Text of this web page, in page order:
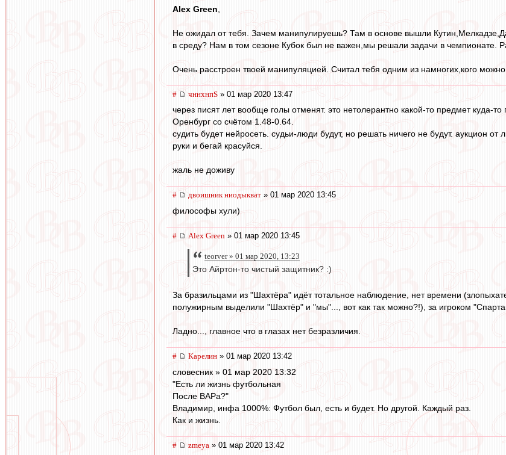
Alex Green
Не ожидал от тебя. Зачем манипулируешь? Там в основе вышли
в среду? Нам в том сезоне Кубок был не важен,мы решали задачи в чемпионате.
Очень расстроен твоей манипуляцией. Считал тебя одним из намногих,кого
# чннхнпS » 01 мар 2020 13:47
через писят лет вообще голы отменят. это нетолерантно какой-то предмет куда-
Оренбург со счётом 1.48-0.64.
судить будет нейросеть. судьи-люди будут, но решать ничего не будут. аукцион
руки и бегай красуйся.
жаль не доживу
# двоишник ниодыкват » 01 мар 2020 13:45
философы хули)
# Alex Green » 01 мар 2020 13:45
teorver » 01 мар 2020, 13:23
Это Айртон-то чистый защитник? :)
За бразильцами из "Шахтёра" идёт тотальное наблюдение, нет времени
полужирным выделили "Шахтёр" и "мы"..., вот как так можно?!), за игроком
Ладно..., главное что в глазах нет безразличия.
# Карелин » 01 мар 2020 13:42
словесник » 01 мар 2020 13:32
"Есть ли жизнь футбольная
После ВАРа?"
Владимир, инфа 1000%: Футбол был, есть и будет. Но другой. Каждый раз.
Как и жизнь.
# zmeya » 01 мар 2020 13:42